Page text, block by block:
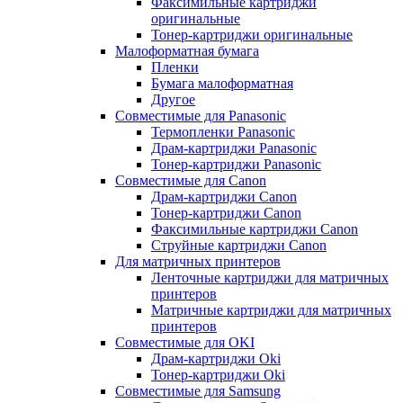
оригинальные
Тонер-картриджи оригинальные
Малоформатная бумага
Пленки
Бумага малоформатная
Другое
Совместимые для Panasonic
Термопленки Panasonic
Драм-картриджи Panasonic
Тонер-картриджи Panasonic
Совместимые для Canon
Драм-картриджи Canon
Тонер-картриджи Canon
Факсимильные картриджи Canon
Струйные картриджи Canon
Для матричных принтеров
Ленточные картриджи для матричных
принтеров
Матричные картриджи для матричных
принтеров
Совместимые для OKI
Драм-картриджи Oki
Тонер-картриджи Oki
Совместимые для Samsung